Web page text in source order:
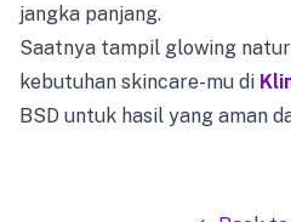
jangka panjang.
Saatnya tampil glowing
kebutuhan skincare-mu di
BSD untuk hasil yang aman